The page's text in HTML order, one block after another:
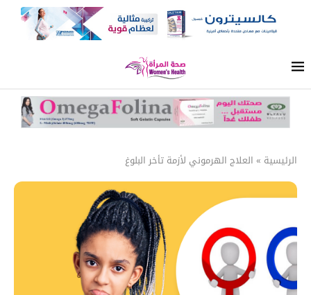
الرئيسية » العلاج الهرموني لأزمة تأخر البلوغ